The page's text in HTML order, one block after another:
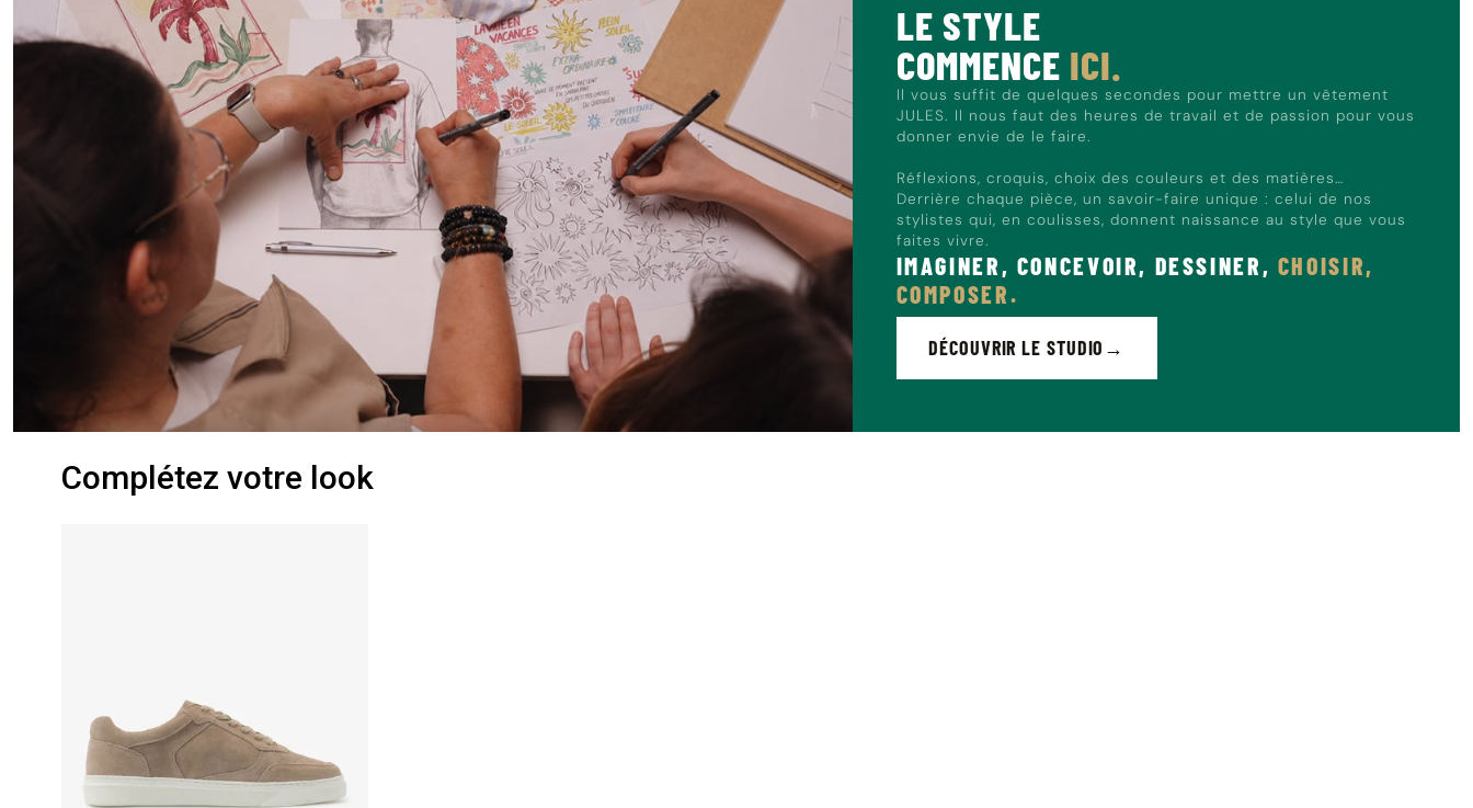
LE STYLE
COMMENCE ICI.
Il vous suffit de quelques secondes pour mettre un vêtement
JULES. Il nous faut des heures de travail et de passion pour vous
donner envie de le faire.
Réflexions, croquis, choix des couleurs et des matières…
Derrière chaque pièce, un savoir-faire unique : celui de nos
stylistes qui, en coulisses, donnent naissance au style que vous
faites vivre.
IMAGINER, CONCEVOIR, DESSINER, CHOISIR,
COMPOSER.
DÉCOUVRIR LE STUDIO
Complétez votre look